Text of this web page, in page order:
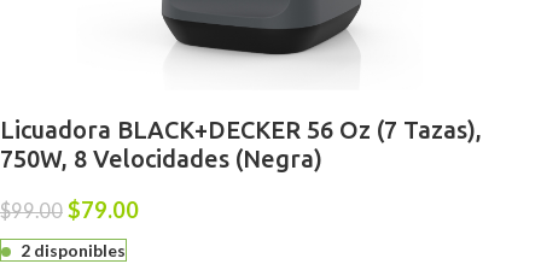
Licuadora BLACK+DECKER 56 Oz (7 Tazas),
750W, 8 Velocidades (Negra)
$99.00 $79.00
2 disponibles